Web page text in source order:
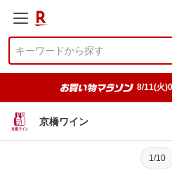
8/11(火
京橋ワイン
1/10